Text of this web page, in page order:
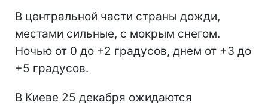
В центральной части страны дожди,
местами сильные, с мокрым снегом.
Ночью от 0 до +2 градусов, днем от +3 до
+5 градусов.
В Киеве 25 декабря ожидаются